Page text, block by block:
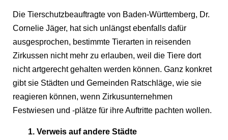
Die Tierschutzbeauftragte von Baden-Württemberg, Dr.
Cornelie Jäger, hat sich unlängst ebenfalls dafür
ausgesprochen, bestimmte Tierarten in reisenden
Zirkussen nicht mehr zu erlauben, weil die Tiere dort
nicht artgerecht gehalten werden können. Ganz konkret
gibt sie Städten und Gemeinden Ratschläge, wie sie
reagieren können, wenn Zirkusunternehmen
Festwiesen und -plätze für ihre Auftritte pachten wollen.
1. Verweis auf andere Städte